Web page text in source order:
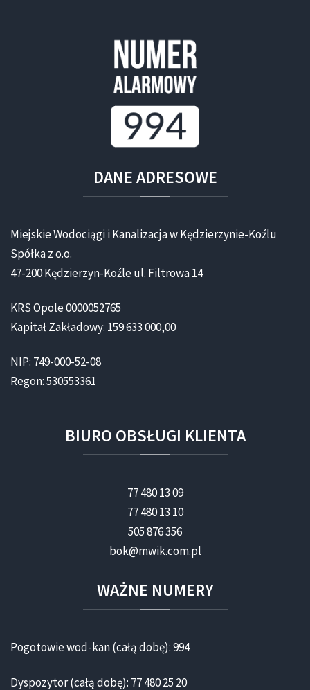
DANEADRESOWE
Miejskie Wodociągi i Kanalizacja w Kędzierzynie-Koźlu
Spółka z o.o.
47-200 Kędzierzyn-Koźle ul. Filtrowa 14
KRS Opole 0000052765
Kapitał Zakładowy: 159 633 000,00
NIP: 749-000-52-08
Regon: 530553361
BIURO OBSŁUGI KLIENTA
77 480 13 09
77 480 13 10
505 876 356
bok@mwik.com.pl
WAŻNE NUMERY
Pogotowie wod-kan (całą dobę): 994
Dyspozytor (całą dobę): 77 480 25 20